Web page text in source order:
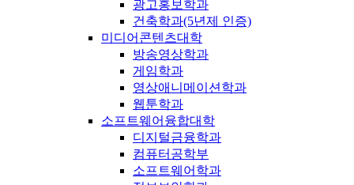
광고홍보학과
건축학과(5년제 인증)
미디어콘텐츠대학
방송영상학과
게임학과
영상애니메이션학과
웹툰학과
소프트웨어융합대학
디지털금융학과
컴퓨터공학부
소프트웨어학과